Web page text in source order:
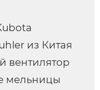
из Китая
вентилятор
мельницы